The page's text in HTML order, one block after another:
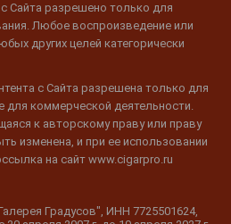
Сайта разрешено только для
Любое воспроизведение или
других целей категорически
с Сайта разрешена только для
для коммерческой деятельности.
к авторскому праву или праву
изменена, и при ее использовании
на сайт www.cigarpro.ru
Градусов", ИНН 7725501624,